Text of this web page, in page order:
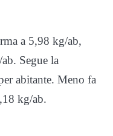
a 5,98 kg/ab,
Segue la
abitante. Meno fa
kg/ab.